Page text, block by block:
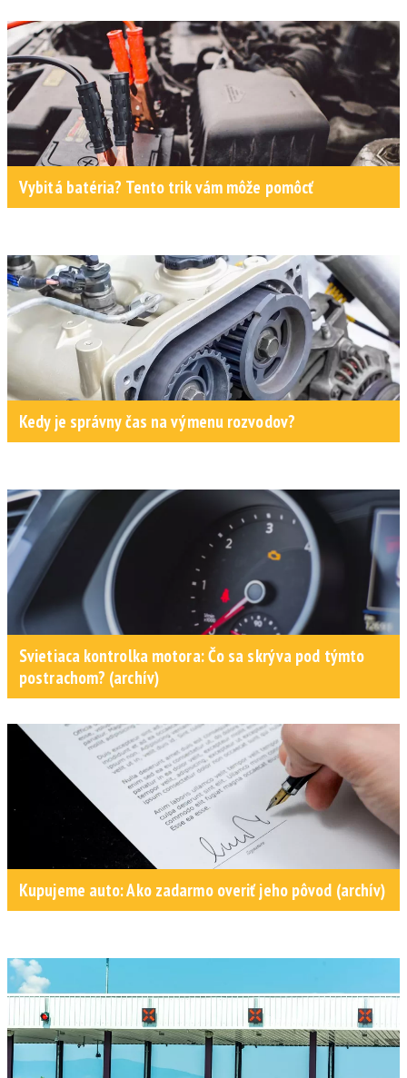
Vybitá batéria? Tento trik vám môže pomôcť
Kedy je správny čas na výmenu rozvodov?
Svietiaca kontrolka motora: Čo sa skrýva pod týmto
postrachom? (archív)
Kupujeme auto: Ako zadarmo overiť jeho pôvod (archív)